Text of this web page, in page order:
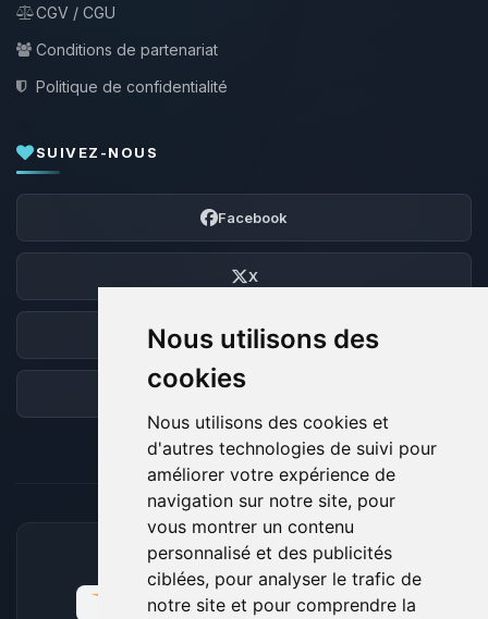
Nous utilisons des
cookies
Nous utilisons des cookies et
d'autres technologies de suivi pour
améliorer votre expérience de
navigation sur notre site, pour
vous montrer un contenu
personnalisé et des publicités
ciblées, pour analyser le trafic de
notre site et pour comprendre la
CGV / CGU
Conditions de partenariat
Politique de confidentialité
SUIVEZ-NOUS
Facebook
X
Discord
Forum
MOYENS DE PAIEMENT ACCEPTÉS